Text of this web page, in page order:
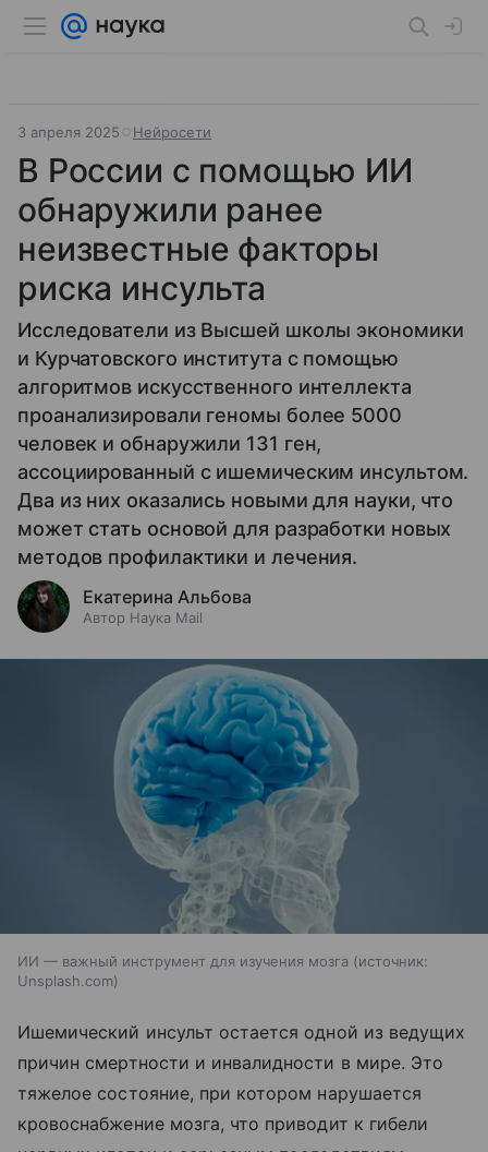
3 апреля 2025 Нейросети
В России с помощью ИИ
обнаружили ранее
неизвестные факторы
риска инсульта
Исследователи из Высшей школы экономики
и Курчатовского института с помощью
алгоритмов искусственного интеллекта
проанализировали геномы более 5000
человек и обнаружили 131 ген,
ассоциированный с ишемическим инсультом.
Два из них оказались новыми для науки, что
может стать основой для разработки новых
методов профилактики и лечения.
Екатерина Альбова
Автор Наука Mail
ИИ — важный инструмент для изучения мозга
источник:
Unsplash.com
Ишемический инсульт остается одной из ведущих
причин смертности и инвалидности в мире. Это
тяжелое состояние, при котором нарушается
кровоснабжение мозга, что приводит к гибели